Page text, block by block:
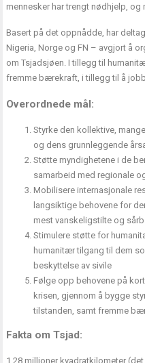
mennesker har trengt nødhjelp,
Basert på det oppnådde, har
Nigeria, Norge og FN – avgjort å
om Tsjadsjøen. I tillegg til
fremme bærekraft, i tillegg til å
Overordnede mål:
Styrke den kollektive,
og dens grunnleggende
Støtte myndighetene i de
samarbeid med regionale
Mobilisere internasjonale
langsiktige behovene for
mest vanskeligstilte og
Stimulere støtte for
humanitær tilgang til dem
beskyttelse av sivile
Følge opp behovene på
krisen, gjennom å bygge
tilstanden, samt fremme
Fakta om Tsjad:
1,28 millioner kvadratkilometer (det